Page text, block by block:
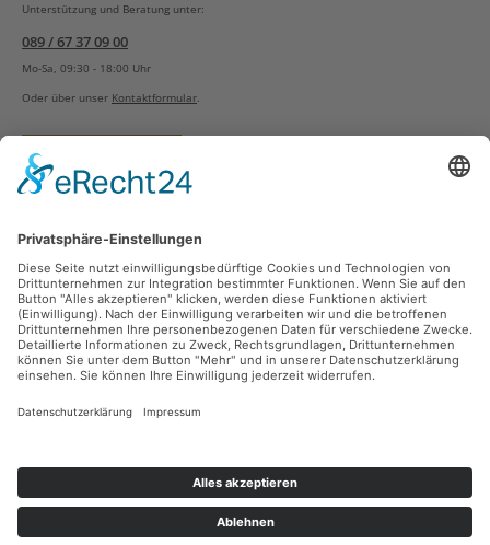
Unterstützung und Beratung unter:
089 / 67 37 09 00
Mo-Sa, 09:30 - 18:00 Uhr
Oder über unser Kontaktformular.
Vertrag widerrufen
Zahlungsarten
Sicher Einkaufen
Ladengeschäft
Newsletter
Facebook Instagram